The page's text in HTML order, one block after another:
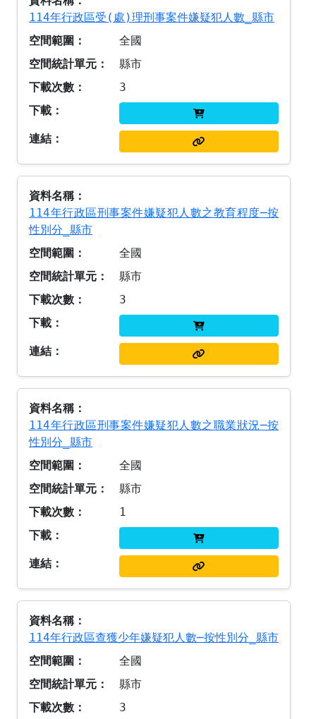
114年行政區受(處)理刑事案件嫌疑犯人數_縣市
全國
縣市
3
114年行政區刑事案件嫌疑犯人數之教育程度─按
性別分_縣市
全國
縣市
3
114年行政區刑事案件嫌疑犯人數之職業狀況─按
性別分_縣市
全國
縣市
1
114年行政區查獲少年嫌疑犯人數─按性別分_縣市
全國
縣市
3